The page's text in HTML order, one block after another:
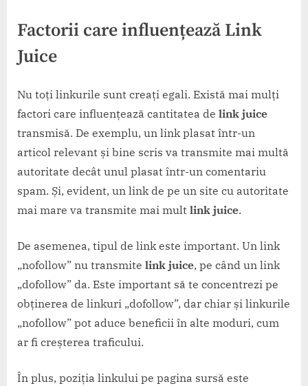
Factorii care influențează Link
Juice
Nu toți linkurile sunt creați egali. Există mai mulți
factori care influențează cantitatea de link juice
transmisă. De exemplu, un link plasat într-un
articol relevant și bine scris va transmite mai multă
autoritate decât unul plasat într-un comentariu
spam. Și, evident, un link de pe un site cu autoritate
mai mare va transmite mai mult link juice.
De asemenea, tipul de link este important. Un link
„nofollow” nu transmite link juice, pe când un link
„dofollow” da. Este important să te concentrezi pe
obținerea de linkuri „dofollow”, dar chiar și linkurile
„nofollow” pot aduce beneficii în alte moduri, cum
ar fi creșterea traficului.
În plus, poziția linkului pe pagina sursă este